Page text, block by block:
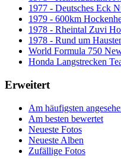
1977 - Deutsches Eck
1979 - 600km
1978 - Rheintal Zuvi
1978 - Rund um
World Formula 750
Honda Langstrecken
Erweitert
Am häufigsten
Am besten bewertet
Neueste Fotos
Neueste Alben
Zufällige Fotos